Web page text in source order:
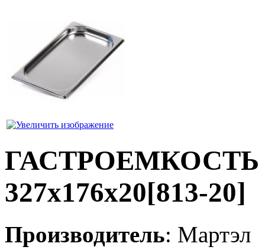
ГАСТРОЕМКОСТЬ
327х176х20[813-20]
Производитель: Мартэл